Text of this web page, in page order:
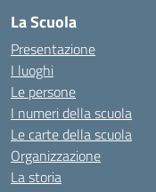
La Scuola
Presentazione
I luoghi
Le persone
I numeri della scuola
Le carte della scuola
Organizzazione
La storia